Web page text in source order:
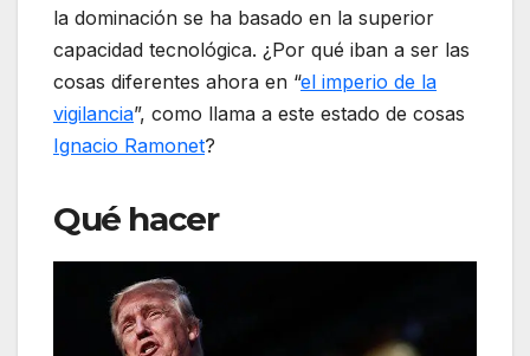
la dominación se ha basado en la superior
capacidad tecnológica. ¿Por qué iban a ser las
cosas diferentes ahora en “el imperio de la
vigilancia”, como llama a este estado de cosas
Ignacio Ramonet?
Qué hacer